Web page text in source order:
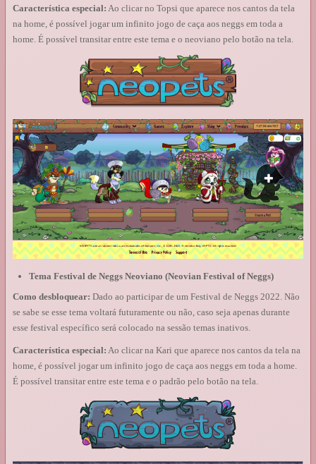
Característica especial: Ao clicar no Topsi que aparece nos cantos da tela
na home, é possível jogar um infinito jogo de caça aos neggs em toda a
home. É possível transitar entre este tema e o neoviano pelo botão na tela.
Tema Festival de Neggs Neoviano (Neovian Festival of Neggs)
Como desbloquear: Dado ao participar de um Festival de Neggs 2022. Não
se sabe se esse tema voltará futuramente ou não, caso seja apenas durante
esse festival específico será colocado na sessão temas inativos.
Característica especial: Ao clicar na Kari que aparece nos cantos da tela na
home, é possível jogar um infinito jogo de caça aos neggs em toda a home.
É possível transitar entre este tema e o padrão pelo botão na tela.